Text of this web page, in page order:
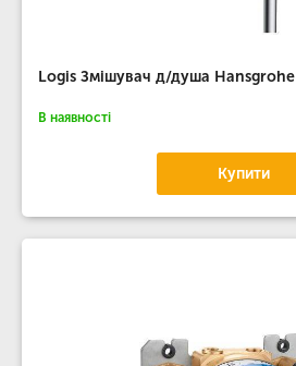
Logis Змішувач д/душа Hansgrohe
В наявності
Купити